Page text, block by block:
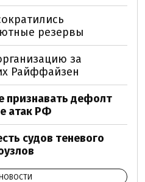
резервы
за
Райффайзен
признавать дефолт
атак РФ
судов теневого